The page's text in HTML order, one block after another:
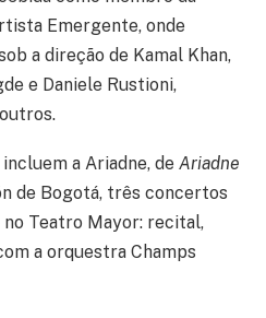
Emergente, onde
a direção de Kamal Khan,
e Daniele Rustioni,
a Ariadne, de Ariadne
de Bogotá, três concertos
Teatro Mayor: recital,
a orquestra Champs